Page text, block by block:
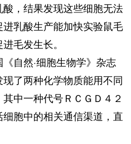
，结果发现这些细胞无法
乳酸生产能加快实验鼠毛
毛发生长。
自然·细胞生物学》杂志
了两种化学物质能用不同
中一种代号ＲＣＧＤ４２
细胞中的相关通信渠道，直